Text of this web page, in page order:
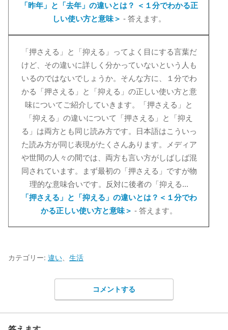
「昨年」と「去年」の違いとは？ ＜１分でわかる正
しい使い方と意味＞ - 答えます。
「押さえる」と「抑える」ってよく目にする言葉だ
けど、その違いに詳しく分かっていないという人も
いるのではないでしょうか。そんな方に、１分でわ
かる「押さえる」と「抑える」の正しい使い方と意
味についてご紹介していきます。「押さえる」と
「抑える」の違いについて「押さえる」と「抑え
る」は両方とも同じ読み方です。日本語はこういっ
た読み方が同じ表現がたくさんあります。メディア
や世間の人々の間では、両方も言い方がしばしば混
同されています。まず最初の「押さえる」ですが物
理的な意味合いです。反対に後者の「抑える...
「押さえる」と「抑える」の違いとは？＜１分でわ
かる正しい使い方と意味＞ - 答えます。
カテゴリー: 違い 生活
コメントする